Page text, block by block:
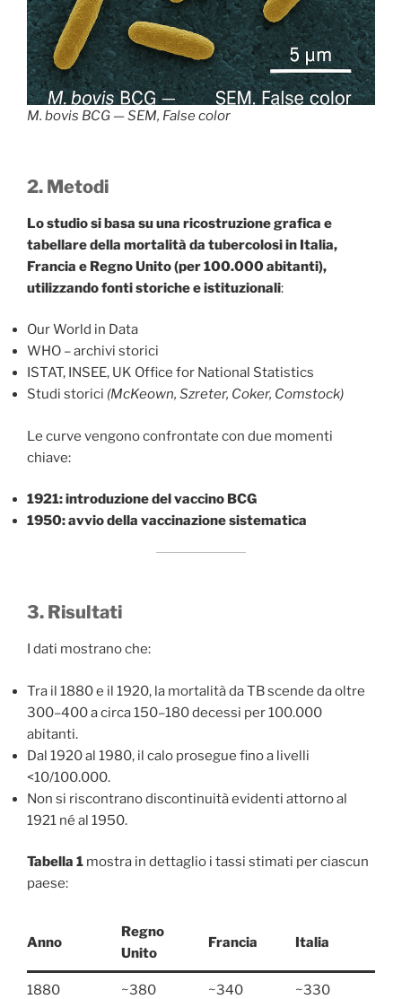
M. bovis BCG — SEM, False color
2. Metodi
Lo studio si basa su una ricostruzione grafica e
tabellare della mortalità da tubercolosi in Italia,
Francia e Regno Unito (per 100.000 abitanti),
utilizzando fonti storiche e istituzionali:
Our World in Data
WHO – archivi storici
ISTAT, INSEE, UK Office for National Statistics
Studi storici (McKeown, Szreter, Coker, Comstock)
Le curve vengono confrontate con due momenti
chiave:
1921: introduzione del vaccino BCG
1950: avvio della vaccinazione sistematica
3. Risultati
I dati mostrano che:
Tra il 1880 e il 1920, la mortalità da TB scende da oltre
300–400 a circa 150–180 decessi per 100.000
abitanti.
Dal 1920 al 1980, il calo prosegue fino a livelli
<10/100.000.
Non si riscontrano discontinuità evidenti attorno al
1921 né al 1950.
Tabella 1 mostra in dettaglio i tassi stimati per ciascun
paese:
Anno
Regno
Unito
Francia Italia
1880 ~380 ~340 ~330